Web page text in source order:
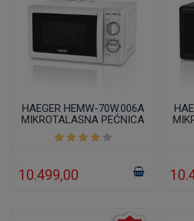
HAEGER HEMW-70W.006A
MIKROTALASNA PEĆNICA
20L
10.499,00